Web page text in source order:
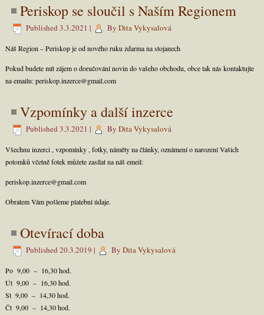
Periskop se sloučil s Naším Regionem
Published 3.3.2021 | By Dita Vykysalová
Náš Region – Periskop je od nového ruku zdarma na stojanech
Pokud budete mít zájem o doručování novin do vašeho obchodu, obce tak nás kontaktujte
na emailu: periskop.inzerce@gmail.com
Vzpomínky a další inzerce
Published 3.3.2021 | By Dita Vykysalová
Všechnu inzerci , vzpomínky , fotky, náměty na články, oznámení o narození Vašich
potomků včetně fotek můžete zasílat na náš emeil:
periskop.inzerce@gmail.com
Obratem Vám pošleme platební údaje.
Otevírací doba
Published 20.3.2019 | By Dita Vykysalová
Po 9,00 – 16,30 hod.
Út 9,00 – 16,30 hod.
St 9,00 – 14,30 hod.
Čt 9,00 – 14,30 hod.